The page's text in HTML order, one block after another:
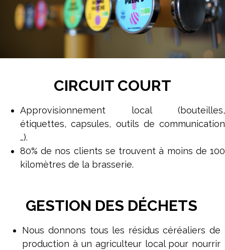
CIRCUIT COURT
Approvisionnement local (bouteilles,
étiquettes, capsules, outils de communication
…).
80% de nos clients se trouvent à moins de 100
kilomètres de la brasserie.
GESTION DES DÉCHETS
Nous donnons tous les résidus céréaliers de
production à un agriculteur local pour nourrir